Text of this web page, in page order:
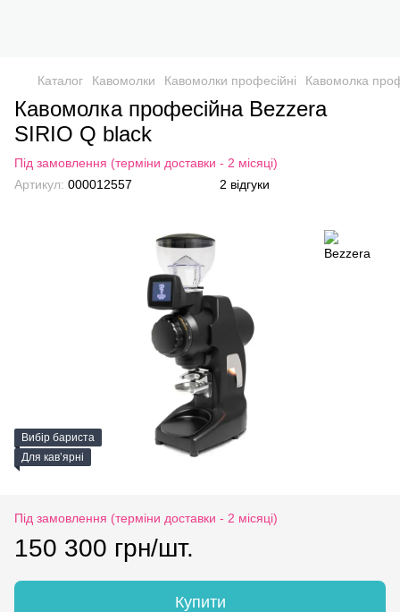
Каталог Кавомолки Кавомолки професійні Кавомолка
Кавомолка професійна Bezzera
SIRIO Q black
Під замовлення (терміни доставки - 2 місяці)
Артикул: 000012557 2 відгуки
Вибір бариста
Для кавʼярні
Під замовлення (терміни доставки - 2 місяці)
150 300 грн/шт.
Купити